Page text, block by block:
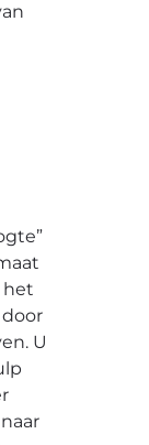
het
U